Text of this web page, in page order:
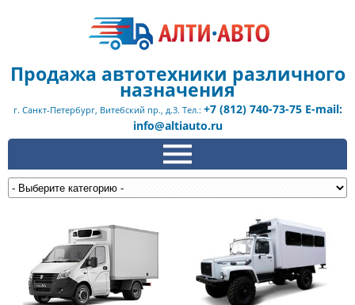
Продажа автотехники различного
назначения
г. Санкт-Петербург, Витебский пр., д.3. Тел.: +7 (812) 740-73-75 E-mail:
info@altiauto.ru